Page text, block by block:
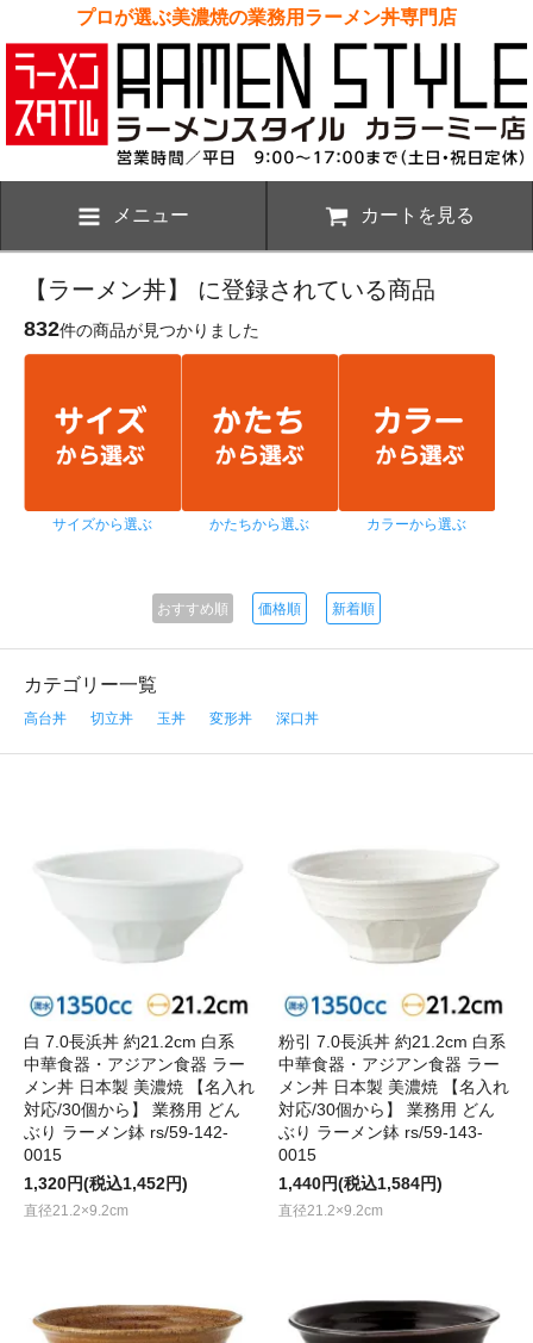
プロが選ぶ美濃焼の業務用ラーメン丼専門店
メニュー カートを見る
【ラーメン丼】 に登録されている商品
832件の商品が見つかりました
サイズから選ぶ かたちから選ぶ カラーから選ぶ
おすすめ順 価格順 新着順
カテゴリー一覧
高台丼 切立丼 玉丼 変形丼 深口丼
白 7.0長浜丼 約21.2cm 白系
中華食器・アジアン食器 ラー
メン丼 日本製 美濃焼 【名入れ
対応/30個から】 業務用 どん
ぶり ラーメン鉢 rs/59-142-
0015
1,320円(税込1,452円)
直径21.2×9.2cm
粉引 7.0長浜丼 約21.2cm 白系
中華食器・アジアン食器 ラー
メン丼 日本製 美濃焼 【名入れ
対応/30個から】 業務用 どん
ぶり ラーメン鉢 rs/59-143-
0015
1,440円(税込1,584円)
直径21.2×9.2cm